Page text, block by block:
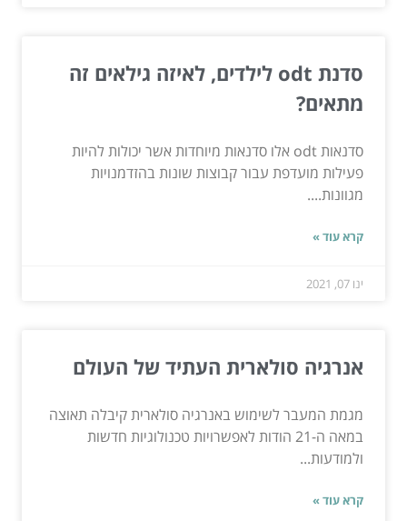
סדנת odt לילדים, לאיזה גילאים זה
מתאים?
סדנאות odt אלו סדנאות מיוחדות אשר יכולות להיות
פעילות מועדפת עבור קבוצות שונות בהזדמנויות
מגוונות....
קרא עוד »
ינו 07, 2021
אנרגיה סולארית העתיד של העולם
מגמת המעבר לשימוש באנרגיה סולארית קיבלה תאוצה
במאה ה-21 הודות לאפשרויות טכנולוגיות חדשות
ולמודעות...
קרא עוד »